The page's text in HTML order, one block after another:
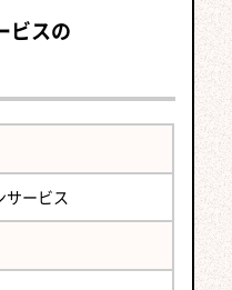
知る
りの理由が、高い業
ります。
施工かどうか、使っ
が金額の違いにあら
の全部を正しく把握
を確認
行っても、入り込め
た場合、再発する可
事。
低条件と考えましょ
潰れていて保証が受
うかが
！
社施工」と書いてあ
意味。
さんにお任せした
に来るということも
施工士
にシロアリの防除施
た資格です。
一度、最新の防除
習を受ける必要があ
んの
ぶ
頼できそう！」とい
なのか「ちょっと…
ビスの
サービス